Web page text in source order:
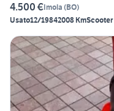
4.500 €Imola (BO)
Usato12/19842008 KmScooter